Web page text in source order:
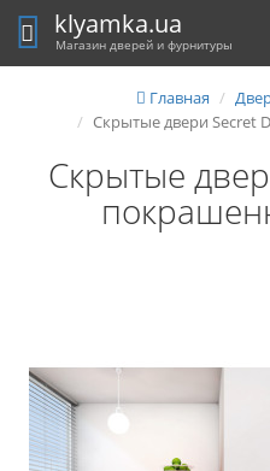
klyamka.ua
Магазин дверей и фурнитуры
Главная
Скрытые двери Secret
Скрытые